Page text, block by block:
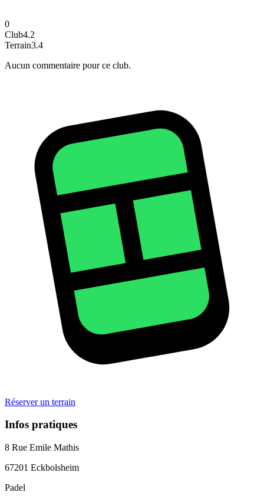
0
Club4.2
Terrain3.4
Aucun commentaire pour ce club.
Réserver un terrain
Infos pratiques
8 Rue Emile Mathis
67201 Eckbolsheim
Padel